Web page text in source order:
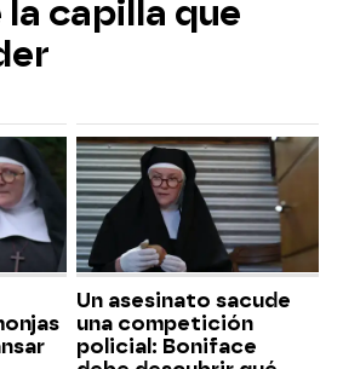
capilla que
Un asesinato sacude
una competición
policial: Boniface